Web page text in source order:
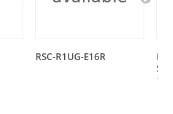
RSC-R1UG-E16R